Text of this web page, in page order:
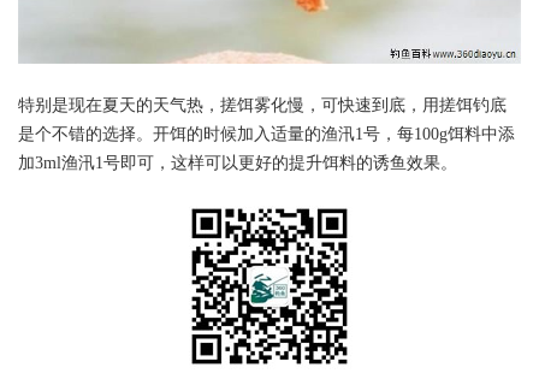
特别是现在夏天的天气热，搓饵雾化慢，可快速到底，用搓饵钓底
是个不错的选择。开饵的时候加入适量的渔汛1号，每100g饵料中添
加3ml渔汛1号即可，这样可以更好的提升饵料的诱鱼效果。